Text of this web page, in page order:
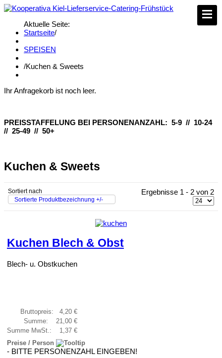
Aktuelle Seite:
Startseite/
SPEISEN
/Kuchen & Sweets
Ihr Anfragekorb ist noch leer.
PREISSTAFFELUNG BEI PERSONENANZAHL: 5-9 // 10-24
// 25-49 // 50+
Kuchen & Sweets
Sortiert nach
Sortierte Produktbezeichnung +/-
Ergebnisse 1 - 2 von 2
Kuchen Blech & Obst
Blech- u. Obstkuchen
Bruttopreis:
4,20 €
Summe:
21,00 €
Summe MwSt.:
1,37 €
Preise / Person
- BITTE PERSONENZAHL EINGEBEN!